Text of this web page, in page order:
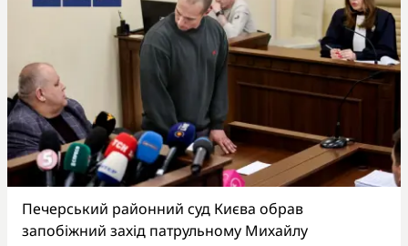
Печерський районний суд Києва обрав
запобіжний захід патрульному Михайлу